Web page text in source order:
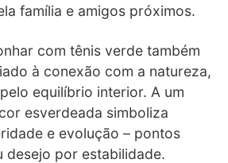
família e amigos próximos.
com tênis verde também
à conexão com a natureza,
equilíbrio interior. A um
esverdeada simboliza
e evolução – pontos
desejo por estabilidade.